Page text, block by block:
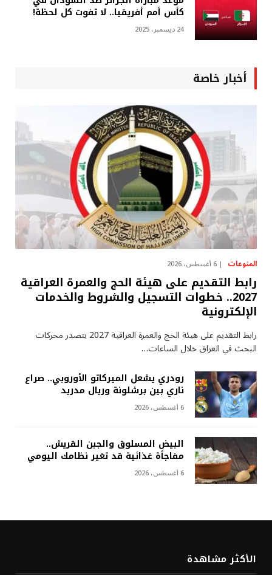
كأس أمم أفريقيا.. لا تفوت كل لحظة!
24 ديسمبر، 2025
أخبار خاصة
المنوعات 6 أغسطس، 2026
رابط التقديم على هيئة الحج والعمرة العراقية
2027.. خطوات التسجيل والشروط والخدمات
الإلكترونية
رابط التقديم على هيئة الحج والعمرة العراقية 2027 يتصدر محركات
البحث في العراق خلال الساعات…
رودري يشعل الميركاتو الأوروبي.. صراع
ناري بين برشلونة وريال مدريد
6 أغسطس، 2026
البيض المسلوق والجبن القريش..
مفاجأة غذائية قد تغير نظامك اليومي
6 أغسطس، 2026
الأكثر مشاهدة